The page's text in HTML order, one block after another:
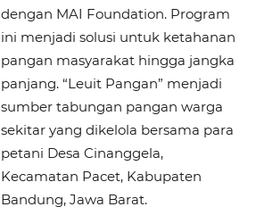
dengan MAI Foundation. Program
ini menjadi solusi untuk ketahanan
pangan masyarakat hingga jangka
panjang. “Leuit Pangan” menjadi
sumber tabungan pangan warga
sekitar yang dikelola bersama para
petani Desa Cinanggela,
Kecamatan Pacet, Kabupaten
Bandung, Jawa Barat.